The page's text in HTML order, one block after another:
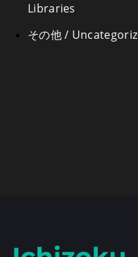
Libraries
その他 /